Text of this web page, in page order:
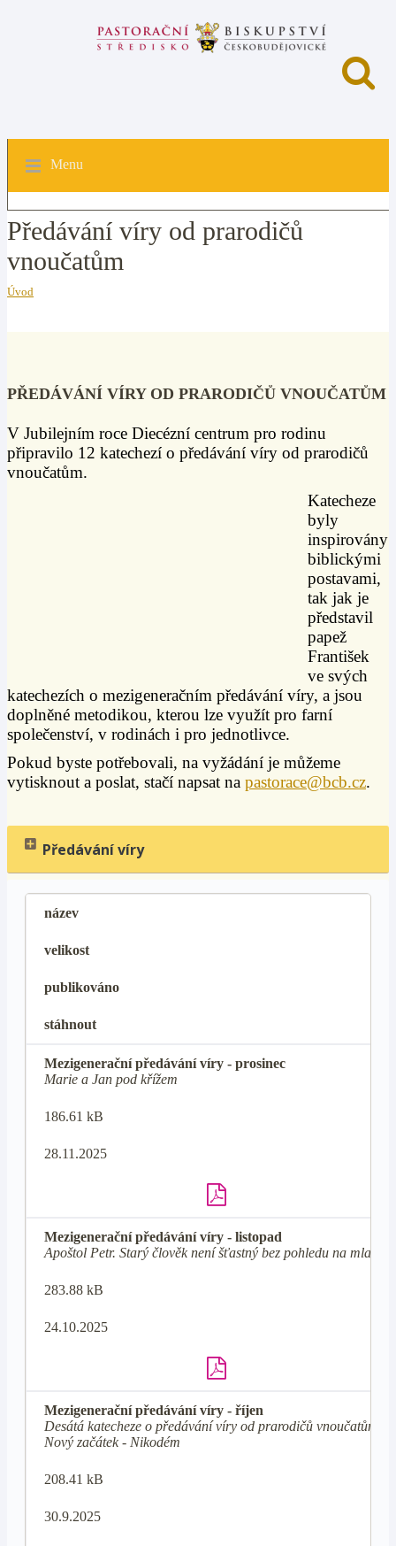
Menu
Předávání víry od prarodičů
vnoučatům
Úvod
PŘEDÁVÁNÍ VÍRY OD PRARODIČŮ VNOUČATŮM
V Jubilejním roce Diecézní centrum pro rodinu
připravilo 12 katechezí o předávání víry od prarodičů
vnoučatům.
Katecheze
byly
inspirovány
biblickými
postavami,
tak jak je
představil
papež
František
ve svých
katechezích o mezigeneračním předávání víry, a jsou
doplněné metodikou, kterou lze využít pro farní
společenství, v rodinách i pro jednotlivce.
Pokud byste potřebovali, na vyžádání je můžeme
vytisknout a poslat, stačí napsat na pastorace@bcb.cz.
Předávání víry
název
velikost
publikováno
stáhnout
Mezigenerační předávání víry - prosinec
Marie a Jan pod křížem
186.61 kB
28.11.2025
Mezigenerační předávání víry - listopad
Apoštol Petr. Starý člověk není šťastný bez pohledu na mladé.
283.88 kB
24.10.2025
Mezigenerační předávání víry - říjen
Desátá katecheze o předávání víry od prarodičů vnoučatům -
Nový začátek - Nikodém
208.41 kB
30.9.2025